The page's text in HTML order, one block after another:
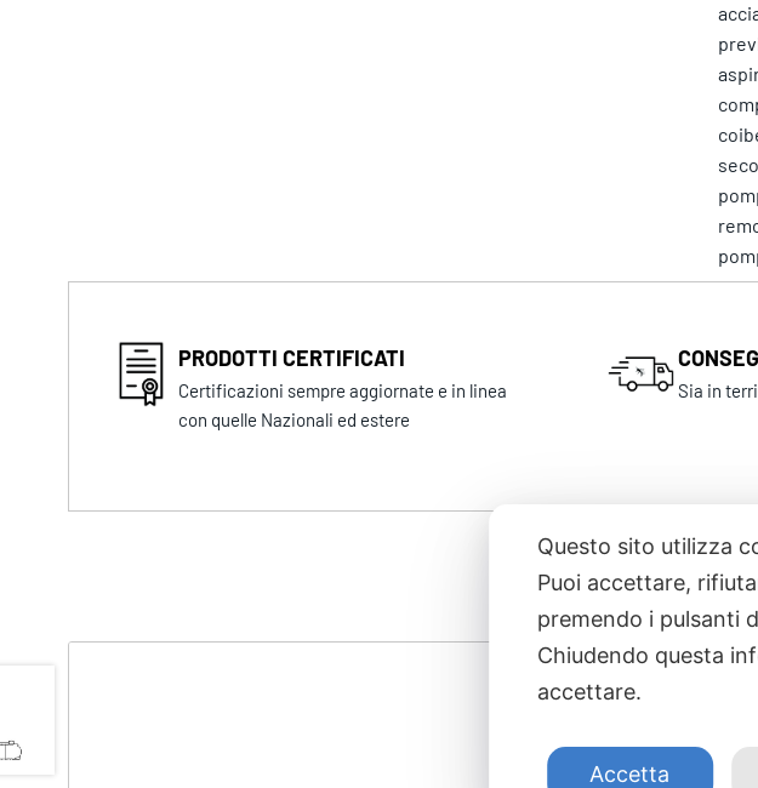
PRODOTTI CERTIFICATI
Certificazioni sempre aggiornate e in linea
con quelle Nazionali ed estere
Sia in
Questo sito utilizza
Puoi accettare,
premendo i pulsanti
Chiudendo questa
accettare.
Accetta